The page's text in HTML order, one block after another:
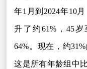
年1月到2024年10
升了约61%，45
64%。现在，约
这是所有年龄组中